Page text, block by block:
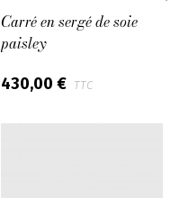
Carré en sergé de soie
paisley
430,00 € TTC